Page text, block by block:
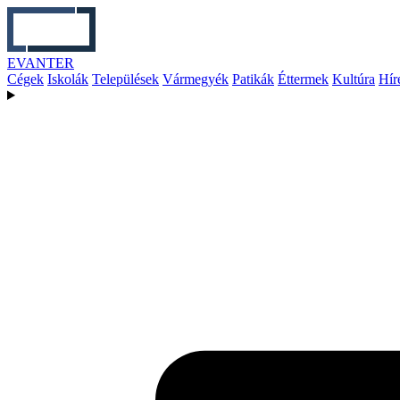
EVANTER
Cégek Iskolák Települések Vármegyék Patikák Éttermek Kultúra